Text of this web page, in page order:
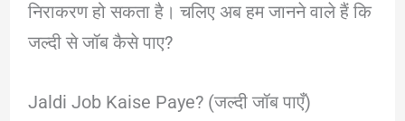
निराकरण हो सकता है। चलिए अब हम जानने वाले हैं कि
जल्दी से जॉब कैसे पाए?
Jaldi Job Kaise Paye? (जल्दी जॉब पाएँ)